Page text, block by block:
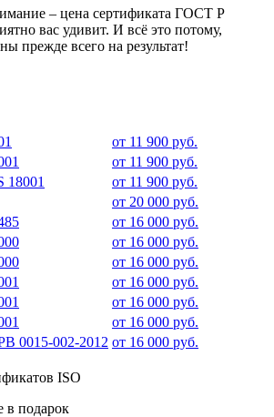
– цена сертификата ГОСТ Р
вас удивит. И всё это потому,
прежде всего на результат!
от 11 900 руб.
от 11 900 руб.
18001
от 11 900 руб.
от 20 000 руб.
от 16 000 руб.
от 16 000 руб.
от 16 000 руб.
от 16 000 руб.
от 16 000 руб.
от 16 000 руб.
0015-002-2012 от 16 000 руб.
ISO
в подарок